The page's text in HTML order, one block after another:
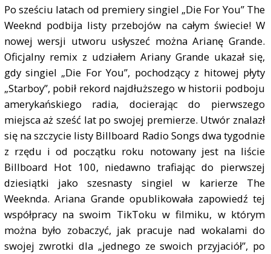
Po sześciu latach od premiery singiel „Die For You” The
Weeknd podbija listy przebojów na całym świecie! W
nowej wersji utworu usłyszeć można Arianę Grande.
Oficjalny remix z udziałem Ariany Grande ukazał się,
gdy singiel „Die For You”, pochodzący z hitowej płyty
„Starboy”, pobił rekord najdłuższego w historii podboju
amerykańskiego radia, docierając do pierwszego
miejsca aż sześć lat po swojej premierze. Utwór znalazł
się na szczycie listy Billboard Radio Songs dwa tygodnie
z rzędu i od początku roku notowany jest na liście
Billboard Hot 100, niedawno trafiając do pierwszej
dziesiątki jako szesnasty singiel w karierze The
Weeknda. Ariana Grande opublikowała zapowiedź tej
współpracy na swoim TikToku w filmiku, w którym
można było zobaczyć, jak pracuje nad wokalami do
swojej zwrotki dla „jednego ze swoich przyjaciół”, po